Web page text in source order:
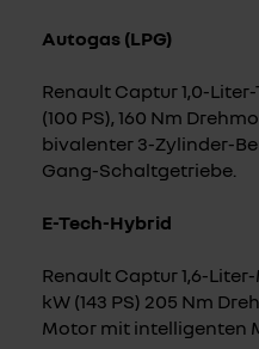
Autogas (LPG)
Renault Captur 1,0-Liter-
(100 PS), 160 Nm
bivalenter 3-Zylinder-
Gang-Schaltgetriebe.
E-Tech-Hybrid
Renault Captur 1,6-
kW (143 PS) 205 Nm
Motor mit intelligenten